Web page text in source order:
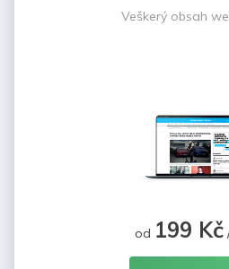
Veškerý obsah
od 199 Kč